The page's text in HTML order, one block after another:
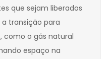
que sejam liberados
transição para
como o gás natural
espaço na